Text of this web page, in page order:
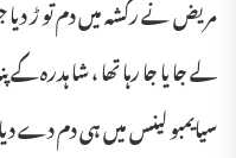
مریض نے رکشہ میں دم تو ڑ
لے جا یا جا رہا تھا ، شا ہدرہ